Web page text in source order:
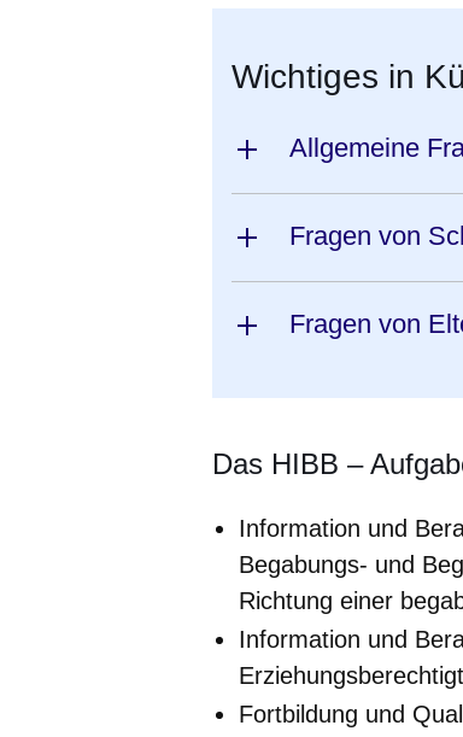
Wichtiges in
Allgemeine
Fragen von
Fragen von
Das HIBB –
Information und
Begabungs- und
Richtung einer
Information und
Fortbildung und